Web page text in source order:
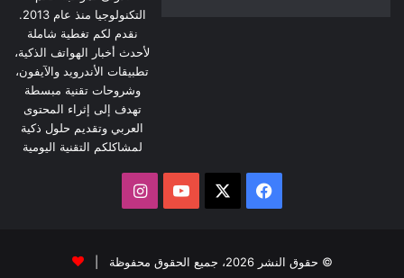
التكنولوجيا منذ عام 2013.
نقدم لكم تغطية شاملة
لأحدث أخبار الهواتف الذكية،
تطبيقات الأندرويد والآيفون،
وشروحات تقنية مبسطة
تهدف إلى إثراء المحتوى
العربي وتقديم حلول ذكية
لمشاكلكم التقنية اليومية
فيسبوك ‫YouTubeانستقرام
© حقوق النشر 2026، جميع الحقوق محفوظة |